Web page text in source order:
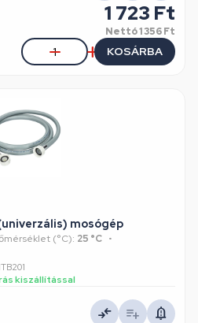
1 723 Ft
Nettó1 356 Ft
KOSÁRBA
mosógép
(°C): 25 °C
kiszállítással